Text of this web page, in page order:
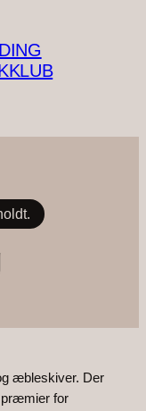
æbleskiver. Der
præmier for